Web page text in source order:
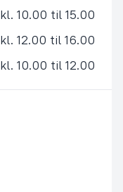
kl. 10.00 til 15.00
kl. 12.00 til 16.00
kl. 10.00 til 12.00